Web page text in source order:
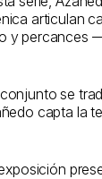
articulan
y percances
se
capta la